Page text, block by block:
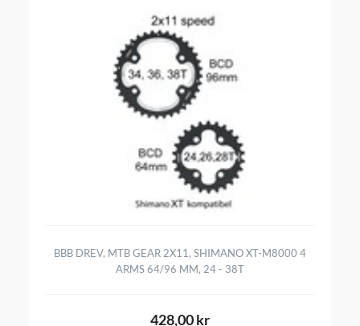
BBB DREV, MTB GEAR 2X11, SHIMANO XT-M8000 4
ARMS 64/96 MM, 24 - 38T
428,00 kr